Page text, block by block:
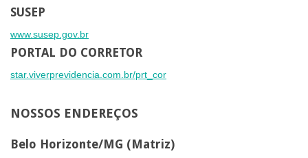
SUSEP
www.susep.gov.br
PORTAL DO CORRETOR
star.viverprevidencia.com.br/prt_cor
NOSSOS ENDEREÇOS
Belo Horizonte/MG (Matriz)